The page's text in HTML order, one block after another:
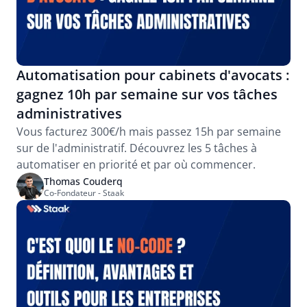
Automatisation pour cabinets d'avocats :
gagnez 10h par semaine sur vos tâches
administratives
Vous facturez 300€/h mais passez 15h par semaine
sur de l'administratif. Découvrez les 5 tâches à
automatiser en priorité et par où commencer.
Thomas Couderq
Co-Fondateur - Staak